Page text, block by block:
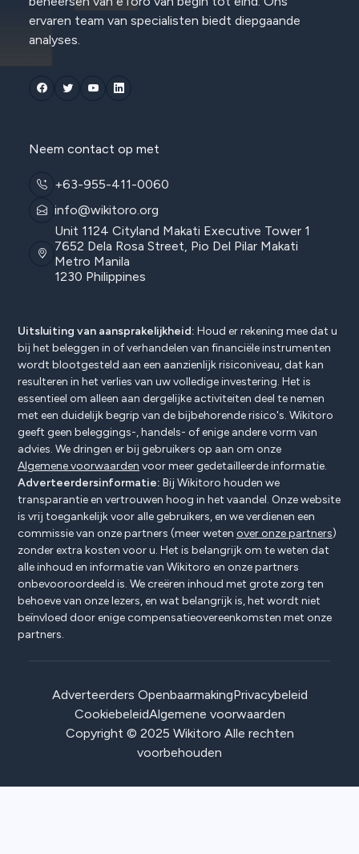
ervaren team van specialisten biedt diepgaande
analyses.
Neem contact op met
+63-955-411-0060
info@wikitoro.org
Unit 1124 Cityland Makati Executive Tower 1
7652 Dela Rosa Street, Pio Del Pilar Makati
Metro Manila
1230 Philippines
Uitsluiting van aansprakelijkheid: Houd er rekening mee dat u
bij het beleggen in of verhandelen van financiële instrumenten
wordt blootgesteld aan een aanzienlijk risiconiveau, dat kan
resulteren in het verlies van uw volledige investering. Het is
essentieel om alleen aan dergelijke activiteiten deel te nemen
met een duidelijk begrip van de bijbehorende risico's. Wikitoro
geeft geen beleggings-, handels- of enige andere vorm van
advies. We dringen er bij gebruikers op aan om onze
Algemene voorwaarden voor meer gedetailleerde informatie.
Adverteerdersinformatie: Bij Wikitoro houden we
transparantie en vertrouwen hoog in het vaandel. Onze website
is vrij toegankelijk voor alle gebruikers, en we verdienen een
commissie van onze partners (meer weten over onze partners)
zonder extra kosten voor u. Het is belangrijk om te weten dat
alle inhoud en informatie van Wikitoro en onze partners
onbevooroordeeld is. We creëren inhoud met grote zorg ten
behoeve van onze lezers, en wat belangrijk is, het wordt niet
beïnvloed door enige compensatieovereenkomsten met onze
partners.
Copyright © 2025 Wikitoro Alle rechten
voorbehouden
Adverteerders OpenbaarmakingPrivacybeleid
CookiebeleidAlgemene voorwaarden